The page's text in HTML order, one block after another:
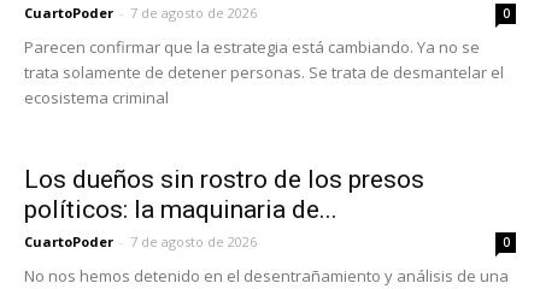
CuartoPoder - 7 de agosto de 2026 0
Parecen confirmar que la estrategia está cambiando. Ya no se
trata solamente de detener personas. Se trata de desmantelar el
ecosistema criminal
Los dueños sin rostro de los presos
políticos: la maquinaria de...
CuartoPoder - 7 de agosto de 2026 0
No nos hemos detenido en el desentrañamiento y análisis de una